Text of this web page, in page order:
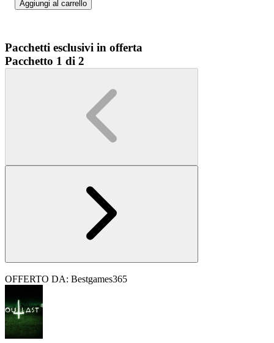
Aggiungi al carrello
Pacchetti esclusivi in offerta
Pacchetto 1 di 2
OFFERTO DA: Bestgames365